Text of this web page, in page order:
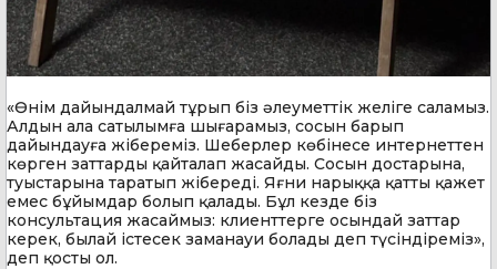
«Өнім дайындалмай тұрып біз әлеуметтік желіге саламыз.
Алдын ала сатылымға шығарамыз, сосын барып
дайындауға жібереміз. Шеберлер көбінесе интернеттен
көрген заттарды қайталап жасайды. Сосын достарына,
туыстарына таратып жібереді. Яғни нарыққа қатты қажет
емес бұйымдар болып қалады. Бұл кезде біз
консультация жасаймыз: клиенттерге осындай заттар
керек, былай істесек заманауи болады деп түсіндіреміз»,
деп қосты ол.